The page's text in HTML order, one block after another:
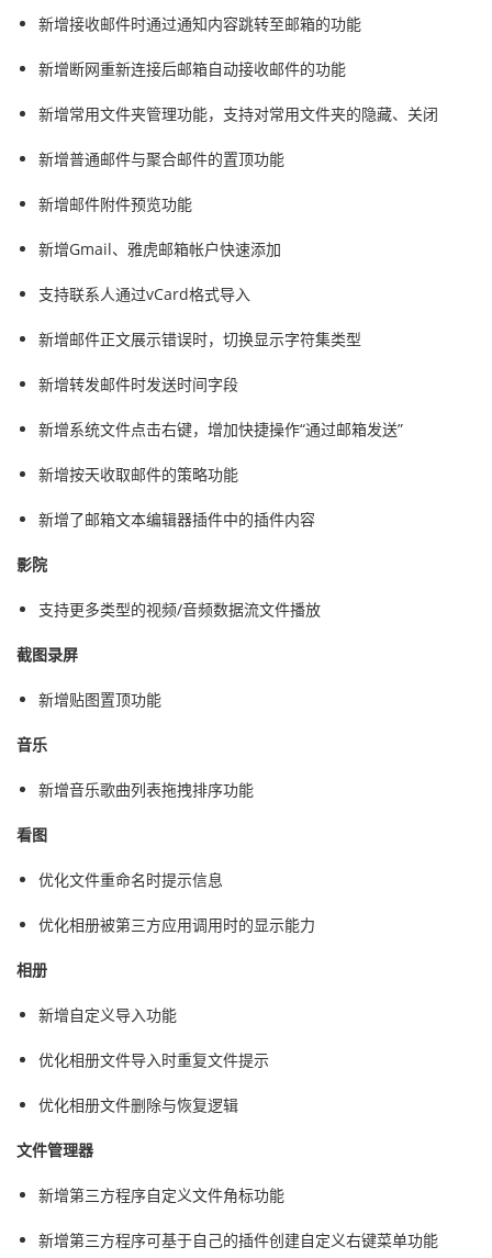
新增接收邮件时通过通知内容跳转至邮箱的功能
新增断网重新连接后邮箱自动接收邮件的功能
新增常用文件夹管理功能，支持对常用文件夹的隐藏、关闭
新增普通邮件与聚合邮件的置顶功能
新增邮件附件预览功能
新增Gmail、雅虎邮箱帐户快速添加
支持联系人通过vCard格式导入
新增邮件正文展示错误时，切换显示字符集类型
新增转发邮件时发送时间字段
新增系统文件点击右键，增加快捷操作“通过邮箱发送”
新增按天收取邮件的策略功能
新增了邮箱文本编辑器插件中的插件内容
影院
支持更多类型的视频/音频数据流文件播放
截图录屏
新增贴图置顶功能
音乐
新增音乐歌曲列表拖拽排序功能
看图
优化文件重命名时提示信息
优化相册被第三方应用调用时的显示能力
相册
新增自定义导入功能
优化相册文件导入时重复文件提示
优化相册文件删除与恢复逻辑
文件管理器
新增第三方程序自定义文件角标功能
新增第三方程序可基于自己的插件创建自定义右键菜单功能